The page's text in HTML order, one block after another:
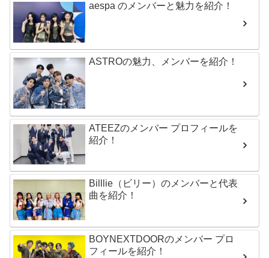
aespa のメンバーと魅力を紹介！
ASTROの魅力、メンバーを紹介！
ATEEZのメンバー プロフィールを
紹介！
Billlie（ビリー）のメンバーと代表
曲を紹介！
BOYNEXTDOORのメンバー プロ
フィールを紹介！